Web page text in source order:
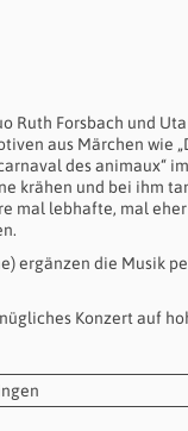
Ruth Forsbach und
aus Märchen wie
des animaux“
krähen und bei ihm
mal lebhafte, mal
ergänzen die Musik
Konzert auf